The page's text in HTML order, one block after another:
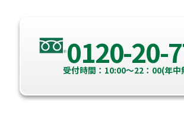
0120-20-
受付時間：10:00～22：00(年中